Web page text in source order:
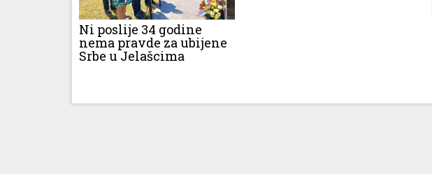
Ni poslije 34 godine
nema pravde za ubijene
Srbe u Jelašcima